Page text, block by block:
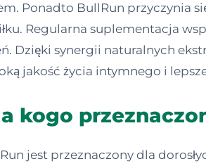
Ponadto BullRun przyczynia
Regularna suplementacja
Dzięki synergii naturalnych
jakość życia intymnego i
kogo
jest przeznaczony dla